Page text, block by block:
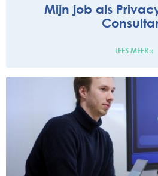
Mijn job als
LEES MEER »